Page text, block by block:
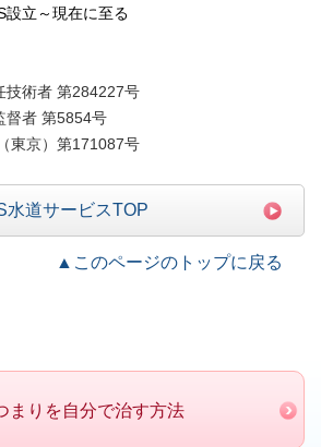
設立～現在に至る
技術者 第284227号
督者 第5854号
東京）第171087号
水道サービスTOP
▲このページのトップに戻る
まりを自分で治す方法